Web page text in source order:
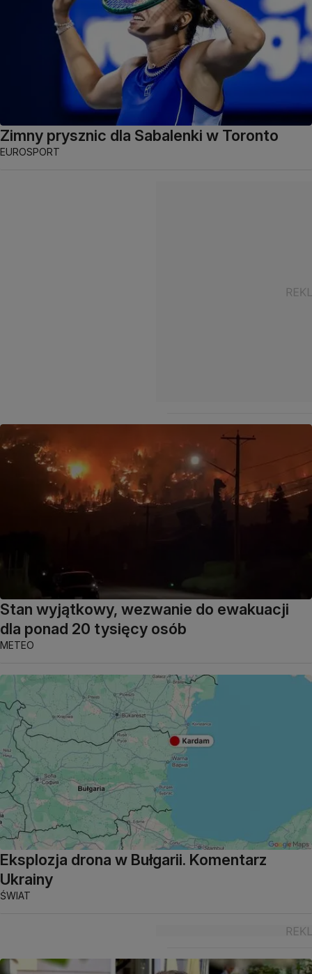
Zimny prysznic dla Sabalenki w Toronto
EUROSPORT
Stan wyjątkowy, wezwanie do ewakuacji
dla ponad 20 tysięcy osób
METEO
Eksplozja drona w Bułgarii. Komentarz
Ukrainy
ŚWIAT